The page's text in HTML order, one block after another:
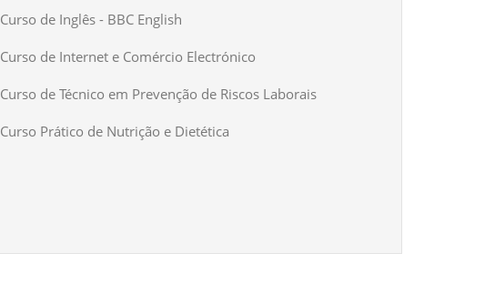
Curso de Inglês - BBC English
Curso de Internet e Comércio Electrónico
Curso de Técnico em Prevenção de Riscos Laborais
Curso Prático de Nutrição e Dietética